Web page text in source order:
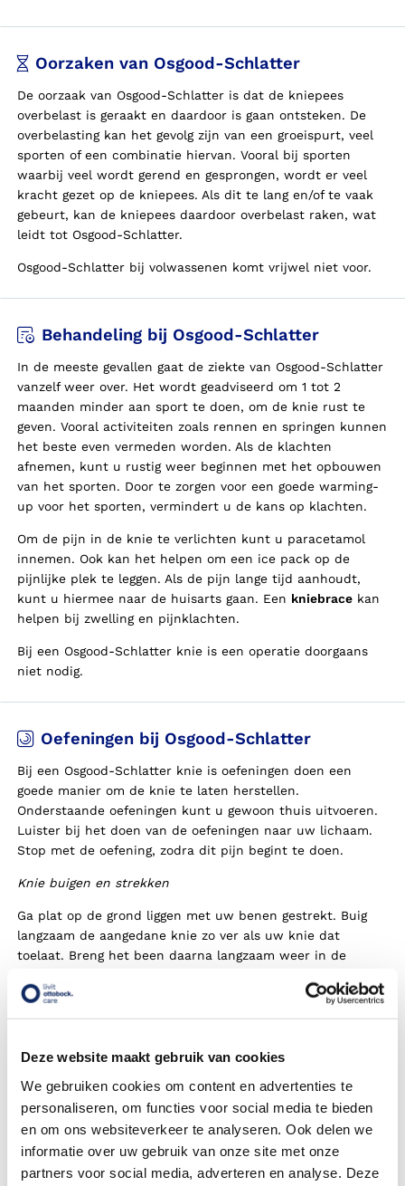
Deze website maakt gebruik van cookies
We gebruiken cookies om content en advertenties te
personaliseren, om functies voor social media te bieden
en om ons websiteverkeer te analyseren. Ook delen we
informatie over uw gebruik van onze site met onze
partners voor social media, adverteren en analyse. Deze
Oorzaken van Osgood-Schlatter
De oorzaak van Osgood-Schlatter is dat de kniepees
overbelast is geraakt en daardoor is gaan ontsteken. De
overbelasting kan het gevolg zijn van een groeispurt, veel
sporten of een combinatie hiervan. Vooral bij sporten
waarbij veel wordt gerend en gesprongen, wordt er veel
kracht gezet op de kniepees. Als dit te lang en/of te vaak
gebeurt, kan de kniepees daardoor overbelast raken, wat
leidt tot Osgood-Schlatter.
Osgood-Schlatter bij volwassenen komt vrijwel niet voor.
Behandeling bij Osgood-Schlatter
In de meeste gevallen gaat de ziekte van Osgood-Schlatter
vanzelf weer over. Het wordt geadviseerd om 1 tot 2
maanden minder aan sport te doen, om de knie rust te
geven. Vooral activiteiten zoals rennen en springen kunnen
het beste even vermeden worden. Als de klachten
afnemen, kunt u rustig weer beginnen met het opbouwen
van het sporten. Door te zorgen voor een goede warming-
up voor het sporten, vermindert u de kans op klachten.
Om de pijn in de knie te verlichten kunt u paracetamol
innemen. Ook kan het helpen om een ice pack op de
pijnlijke plek te leggen. Als de pijn lange tijd aanhoudt,
kunt u hiermee naar de huisarts gaan. Een kniebrace kan
helpen bij zwelling en pijnklachten.
Bij een Osgood-Schlatter knie is een operatie doorgaans
niet nodig.
Oefeningen bij Osgood-Schlatter
Bij een Osgood-Schlatter knie is oefeningen doen een
goede manier om de knie te laten herstellen.
Onderstaande oefeningen kunt u gewoon thuis uitvoeren.
Luister bij het doen van de oefeningen naar uw lichaam.
Stop met de oefening, zodra dit pijn begint te doen.
Knie buigen en strekken
Ga plat op de grond liggen met uw benen gestrekt. Buig
langzaam de aangedane knie zo ver als uw knie dat
toelaat. Breng het been daarna langzaam weer in de
Knie naar de borst brengen
aangedane knie in langzaam tempo zo dicht mogelijk naar
uw borst toe. Gebruik uw handen om de knie zo dicht
mogelijk naar u toe te trekken. Houd deze pose een paar
seconden vast. Breng het been daarna weer terug in de
startpositie. Herhaal deze beweging 10 tot 15 keer.
Knie strekken met behulp van een stoel